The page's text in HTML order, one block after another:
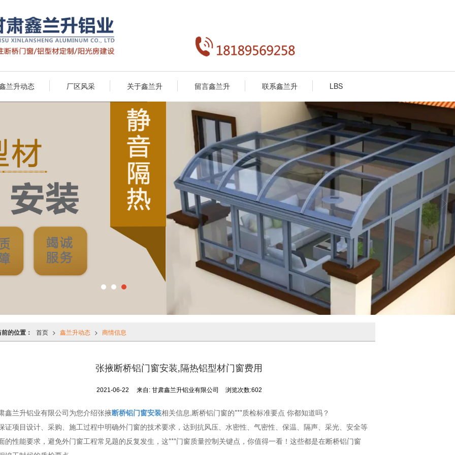
兰升动态 厂区风采 关于鑫兰升 留言鑫兰升 联系鑫兰升 LBS
的位置： 首页 > 鑫兰升动态 > 商情信息
张掖断桥铝门窗安装,隔热铝型材门窗费用
2021-06-22 来自: 甘肃鑫兰升铝业有限公司 浏览次数:602
鑫兰升铝业有限公司为您介绍张掖断桥铝门窗安装相关信息,断桥铝门窗的***质检标准要点 你都知道吗？
证项目设计、采购、施工过程中明确外门窗的技术要求，达到抗风压、水密性、气密性、保温、隔声、采光、安全等
的性能要求，避免外门窗工程常见题的反复发生，这***门窗质量控制关键点，你值得一看！这些都是在断桥铝门窗